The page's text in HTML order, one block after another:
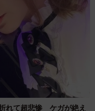
れて超悲惨 ケガが絶え